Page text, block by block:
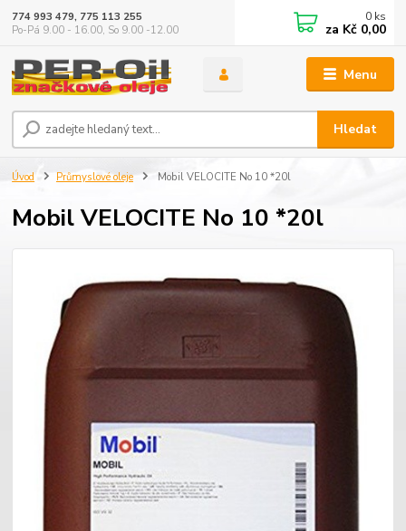
Menu
Hledat
774 993 479, 775 113 255
Po-Pá 9.00 - 16.00, So 9.00 -12.00
0 ks
za Kč 0,00
Úvod Průmyslové oleje Mobil VELOCITE No 10 *20l
Mobil VELOCITE No 10 *20l